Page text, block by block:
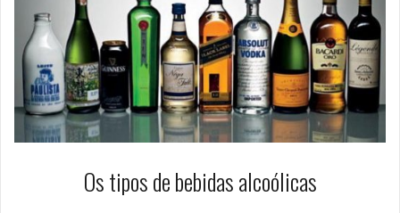
Os tipos de bebidas alcoólicas